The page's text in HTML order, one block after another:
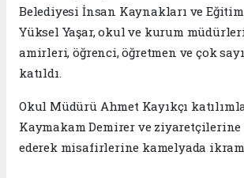
Belediyesi İnsan Kaynakları ve
Yüksel Yaşar, okul ve kurum
amirleri, öğrenci, öğretmen ve çok
katıldı.
Okul Müdürü Ahmet Kayıkçı
Kaymakam Demirer ve
ederek misafirlerine kamelyada